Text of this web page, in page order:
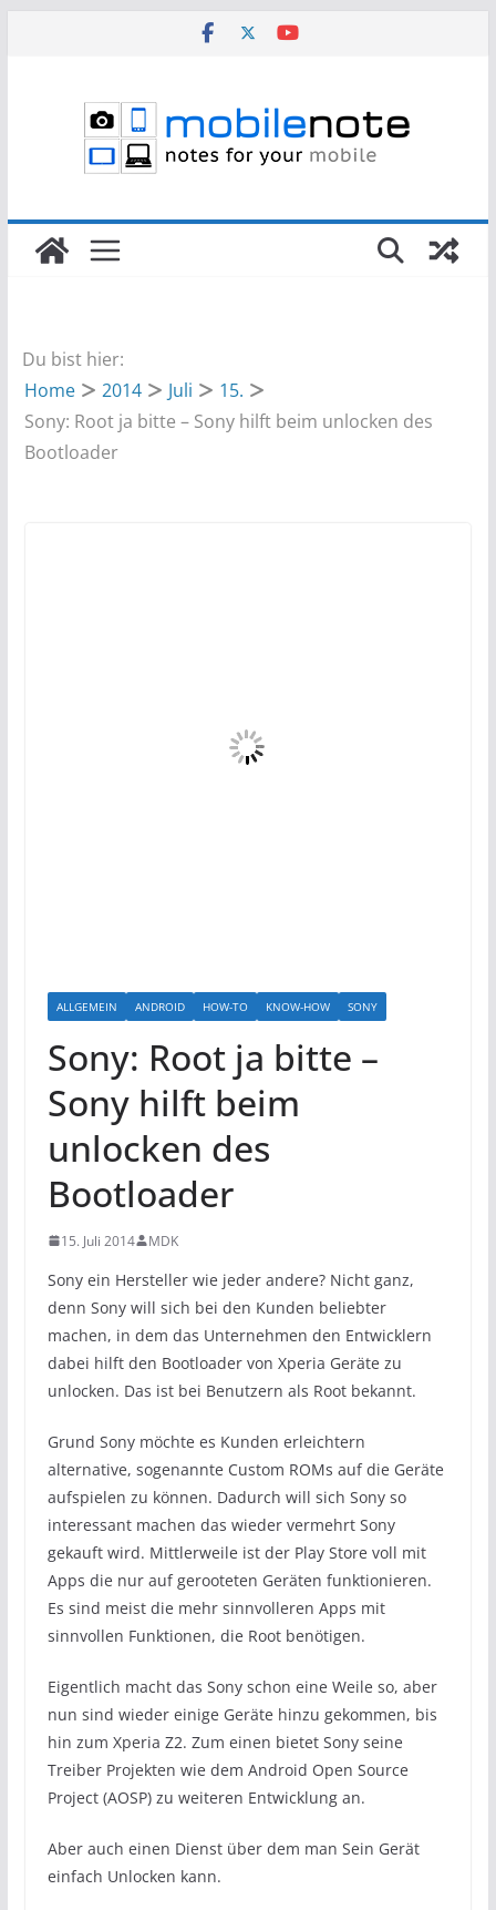
Du bist hier:
Home
2014 Juli
15.
Sony: Root ja bitte – Sony hilft beim unlocken des
Bootloader
ALLGEMEIN ANDROID HOW-TO KNOW-HOW SONY
Sony: Root ja bitte –
Sony hilft beim
unlocken des
Bootloader
15. Juli 2014 MDK
Sony ein Hersteller wie jeder andere? Nicht ganz,
denn Sony will sich bei den Kunden beliebter
machen, in dem das Unternehmen den Entwicklern
dabei hilft den Bootloader von Xperia Geräte zu
unlocken. Das ist bei Benutzern als Root bekannt.
Grund Sony möchte es Kunden erleichtern
alternative, sogenannte Custom ROMs auf die Geräte
aufspielen zu können. Dadurch will sich Sony so
interessant machen das wieder vermehrt Sony
gekauft wird. Mittlerweile ist der Play Store voll mit
Apps die nur auf gerooteten Geräten funktionieren.
Es sind meist die mehr sinnvolleren Apps mit
sinnvollen Funktionen, die Root benötigen.
Eigentlich macht das Sony schon eine Weile so, aber
nun sind wieder einige Geräte hinzu gekommen, bis
hin zum Xperia Z2. Zum einen bietet Sony seine
Treiber Projekten wie dem Android Open Source
Project (AOSP) zu weiteren Entwicklung an.
Aber auch einen Dienst über dem man Sein Gerät
einfach Unlocken kann.